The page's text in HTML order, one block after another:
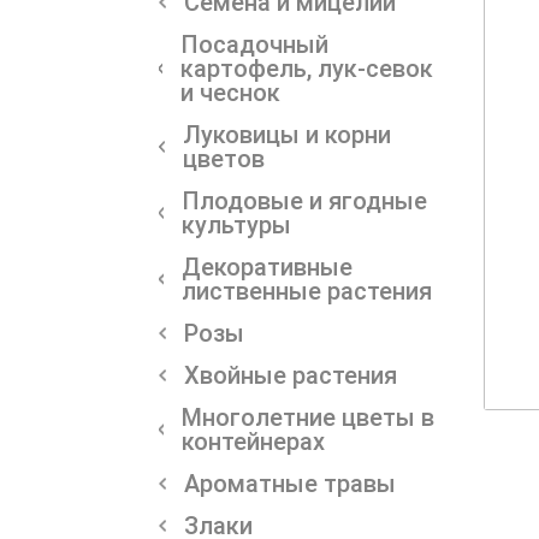
Посадочный
картофель, лук-севок
и чеснок
Луковицы и корни
цветов
Плодовые и ягодные
культуры
Декоративные
лиственные растения
Розы
Хвойные растения
Многолетние цветы в
контейнерах
Ароматные травы
Злаки